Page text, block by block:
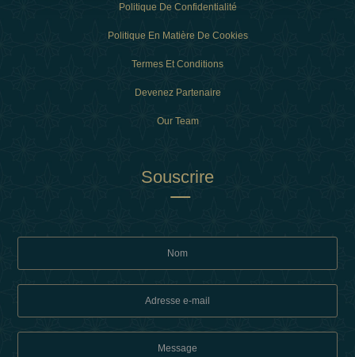
Politique De Confidentialité
Politique En Matière De Cookies
Termes Et Conditions
Devenez Partenaire
Our Team
Souscrire